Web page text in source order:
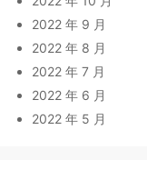
2022 年 9 月
2022 年 8 月
2022 年 7 月
2022 年 6 月
2022 年 5 月